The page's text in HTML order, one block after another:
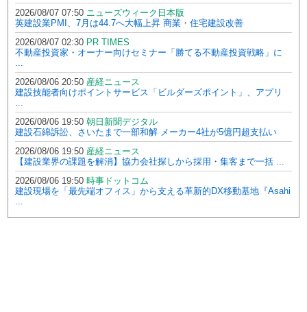
2026/08/07 07:50 ニューズウィーク日本版
英建設業PMI、7月は44.7へ大幅上昇 商業・住宅建設改善
2026/08/07 02:30 PR TIMES
不動産投資家・オーナー向けセミナー「勝てる不動産投資戦略」に
...
2026/08/06 20:50 産経ニュース
建設技能者向けポイントサービス「ビルダーズポイント」、アプリ
...
2026/08/06 19:50 朝日新聞デジタル
建設石綿訴訟、さいたまで一部和解 メーカー4社が5億円超支払い
2026/08/06 19:50 産経ニュース
【建設業界の課題を解消】協力会社探しから採用・集客まで一括 ...
2026/08/06 19:50 時事ドットコム
建設現場を「最先端オフィス」から支える革新的DX移動基地『Asahi
...